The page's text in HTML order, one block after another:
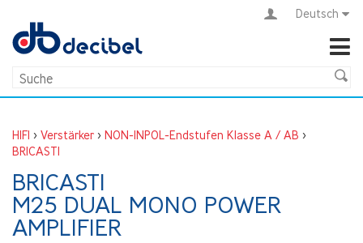
Deutsch
HIFI > Verstärker > NON-INPOL-Endstufen Klasse A / AB >
BRICASTI
BRICASTI
M25 DUAL MONO POWER
AMPLIFIER